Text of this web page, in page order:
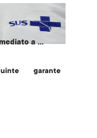
a ...
garante